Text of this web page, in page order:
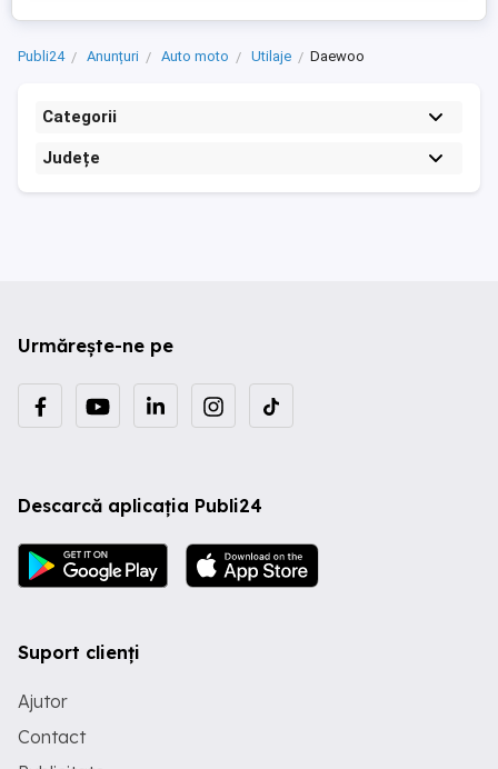
Publi24 Anunțuri Auto moto Utilaje Daewoo
Categorii
Județe
Urmărește-ne pe
Descarcă aplicația Publi24
Suport clienți
Ajutor
Contact